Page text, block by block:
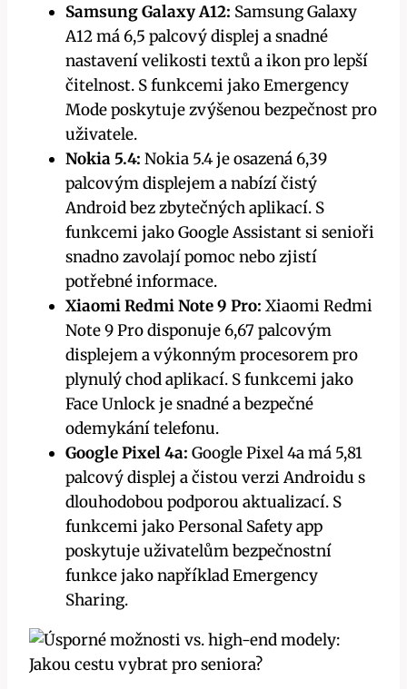
Samsung Galaxy A12: Samsung Galaxy
A12 má 6,5 palcový displej a snadné
nastavení velikosti textů a ikon pro lepší
čitelnost. S funkcemi jako Emergency
Mode poskytuje zvýšenou bezpečnost pro
uživatele.
Nokia 5.4: Nokia 5.4 je osazená 6,39
palcovým displejem a nabízí čistý
Android bez zbytečných aplikací. S
funkcemi jako Google Assistant si senioři
snadno zavolají pomoc nebo zjistí
potřebné informace.
Xiaomi Redmi Note 9 Pro: Xiaomi Redmi
Note 9 Pro disponuje 6,67 palcovým
displejem a výkonným procesorem pro
plynulý chod aplikací. S funkcemi jako
Face Unlock je snadné a bezpečné
odemykání telefonu.
Google Pixel 4a: Google Pixel 4a má 5,81
palcový displej a čistou verzi Androidu s
dlouhodobou podporou aktualizací. S
funkcemi jako Personal Safety app
poskytuje uživatelům bezpečnostní
funkce jako například Emergency
Sharing.